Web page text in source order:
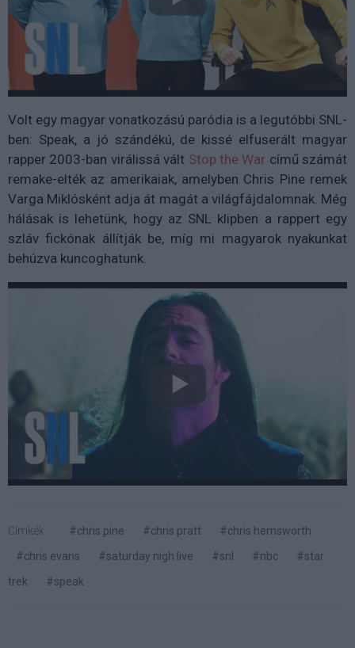
Volt egy magyar vonatkozású paródia is a legutóbbi SNL-
ben: Speak, a jó szándékú, de kissé elfuserált magyar
rapper 2003-ban virálissá vált Stop the War című számát
remake-elték az amerikaiak, amelyben Chris Pine remek
Varga Miklósként adja át magát a világfájdalomnak. Még
hálásak is lehetünk, hogy az SNL klipben a rappert egy
szláv fickónak állítják be, míg mi magyarok nyakunkat
behúzva kuncoghatunk.
Címkék: #chris pine #chris pratt
#chris hemsworth
#chris evans
#saturday nigh live #snl #nbc
#star
trek
#speak